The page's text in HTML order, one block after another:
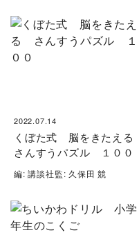
2022.07.14
くぼた式 脳をきたえる
さんすうパズル １００
編: 講談社監: 久保田 競